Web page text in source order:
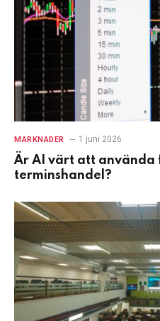
MARKNADER 1 juni 2026
Är AI värt att använda
terminshandel?